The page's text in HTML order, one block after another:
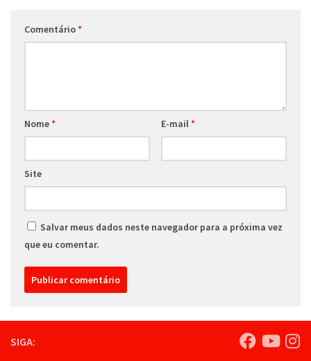
Comentário*
Nome* E-mail *
Site
Salvar meus dados neste navegador para a próxima vez
que eu comentar.
SIGA: